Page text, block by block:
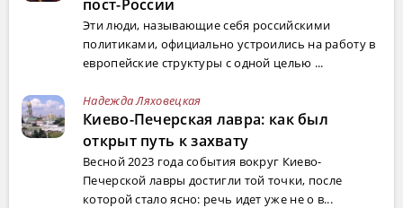
пост-России
Эти люди, называющие себя российскими
политиками, официально устроились на работу в
европейские структуры с одной целью ...
Надежда Ляховецкая
Киево-Печерская лавра: как был
открыт путь к захвату
Весной 2023 года события вокруг Киево-
Печерской лавры достигли той точки, после
которой стало ясно: речь идет уже не о в...